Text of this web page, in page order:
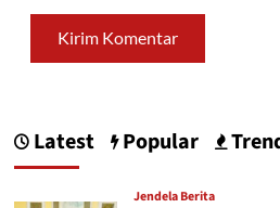
Latest Popular
Jendela Berita